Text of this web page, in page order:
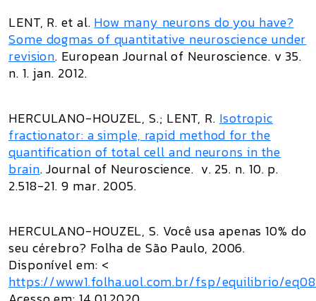
LENT, R.et al. How many neurons do you have?
Some dogmas of quantitative neuroscience under
revision. European Journal of Neuroscience. v 35.
n. 1. jan. 2012.
HERCULANO-HOUZEL, S.; LENT, R. Isotropic
fractionator: a simple, rapid method for the
quantification of total cell and neurons in the
brain.Journal of Neuroscience. v. 25. n. 10. p.
2.518-21. 9 mar. 2005.
HERCULANO-HOUZEL, S. Você usa apenas 10% do
seu cérebro? Folha de São Paulo, 2006.
Disponível em: <
https://www1.folha.uol.com.br/fsp/equilibrio/